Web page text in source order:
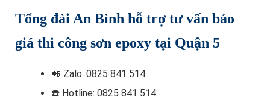
Tổng đài An Bình hỗ trợ tư vấn báo
giá thi công sơn epoxy tại Quận 5
📲 Zalo: 0825 841 514
☎️ Hotline: 0825 841 514